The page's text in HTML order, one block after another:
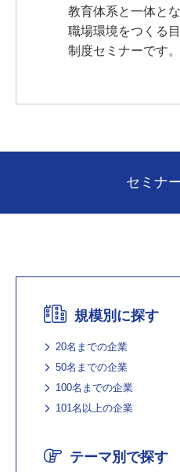
教育体系と一体と
職場環境をつくる
制度セミナーです。
セミナ
規模別に探す
20名までの企業
50名までの企業
100名までの企業
101名以上の企業
テーマ別で探す